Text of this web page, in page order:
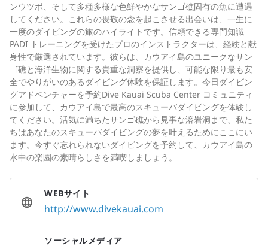
ンウツボ、そして多種多様な色鮮やかなサンゴ礁固有の魚に遭遇
してください。これらの畏敬の念を起こさせる出会いは、一生に
一度のダイビングの旅のハイライトです。信頼できる専門知識
PADI トレーニングを受けたプロのインストラクターは、経験と献
身性で厳選されています。彼らは、カウアイ島のユニークなサン
ゴ礁と海洋生物に関する貴重な洞察を提供し、可能な限り最も安
全でやりがいのあるダイビング体験を保証します。今日ダイビン
グアドベンチャーを予約Dive Kauai Scuba Center コミュニティ
に参加して、カウアイ島で最高のスキューバダイビングを体験し
てください。活気に満ちたサンゴ礁から見事な溶岩洞まで、私た
ちはあなたのスキューバダイビングの夢を叶えるためにここにい
ます。今すぐ忘れられないダイビングを予約して、カウアイ島の
水中の楽園の素晴らしさを満喫しましょう。
WEBサイト
http://www.divekauai.com
ソーシャルメディア